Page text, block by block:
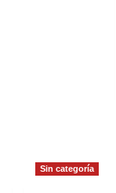
Sin categoría